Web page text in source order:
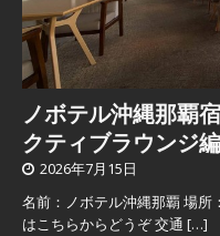
ノボテル沖縄那覇
クティブラウンジ
2026年7月15日
名前：ノボテル沖縄那覇 場所
はこちらからどうぞ 交通 […]